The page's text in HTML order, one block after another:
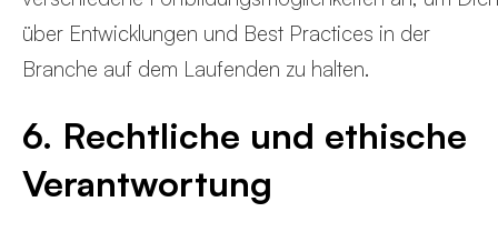
über Entwicklungen und Best Practices in der
Branche auf dem Laufenden zu halten.
6. Rechtliche und ethische
Verantwortung